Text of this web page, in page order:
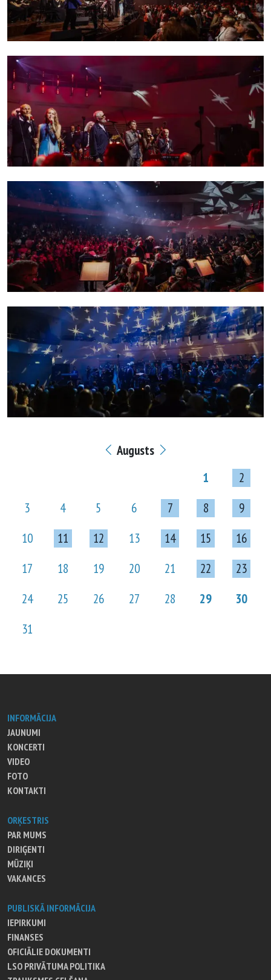
Augusts
1
2
3
4 5 6 7 8
9
10
11 12 13 14 15
16
17
18 19 20 21 22
23
24
25 26 27 28 29
30
31
INFORMĀCIJA
JAUNUMI
KONCERTI
VIDEO
FOTO
KONTAKTI
ORĶESTRIS
PAR MUMS
DIRIĢENTI
MŪZIĶI
VAKANCES
PUBLISKĀ INFORMĀCIJA
IEPIRKUMI
FINANSES
OFICIĀLIE DOKUMENTI
LSO PRIVĀTUMA POLITIKA